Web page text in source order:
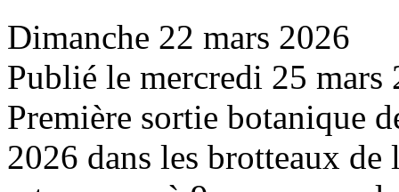
Dimanche 22 mars 2026
Publié le mercredi 25 mars
Première sortie botanique
2026 dans les brotteaux